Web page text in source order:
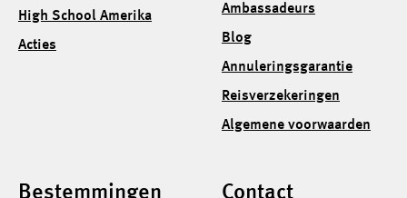
High School Amerika
Acties
Ambassadeurs
Blog
Annuleringsgarantie
Reisverzekeringen
Algemene voorwaarden
Bestemmingen Contact